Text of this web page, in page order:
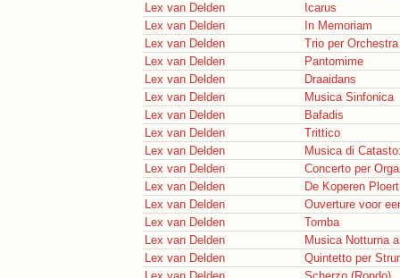
Lex van Delden
Icarus
Lex van Delden
In Memoriam
Lex van Delden
Trio per
Lex van Delden
Pantomime
Lex van Delden
Draaidans
Lex van Delden
Musica Sinfonica
Lex van Delden
Bafadis
Lex van Delden
Trittico
Lex van Delden
Musica di
Lex van Delden
Concerto per
Lex van Delden
De Koperen Ploert
Lex van Delden
Ouverture voor
Lex van Delden
Tomba
Lex van Delden
Musica Notturna
Lex van Delden
Quintetto per